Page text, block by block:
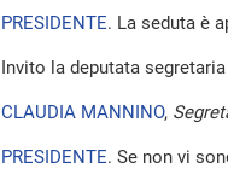
PRESIDENTE. La seduta è
Invito la deputata
CLAUDIA MANNINO,
PRESIDENTE. Se non vi